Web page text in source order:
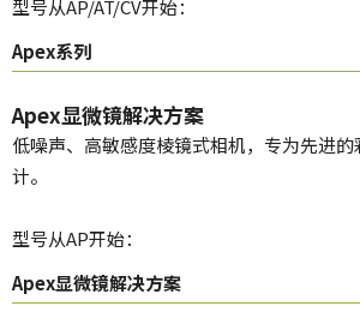
型号从AP/AT/CV开始：
Apex系列
Apex显微镜解决方案
低噪声、高敏感度棱镜式相机，专为先进
计。
型号从AP开始：
Apex显微镜解决方案